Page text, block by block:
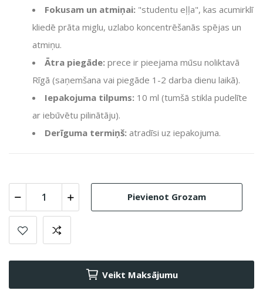
Fokusam un atmiņai: "studentu eļļa", kas acumirklī
kliedē prāta miglu, uzlabo koncentrēšanās spējas un
atmiņu.
Ātra piegāde: prece ir pieejama mūsu noliktavā
Rīgā (saņemšana vai piegāde 1-2 darba dienu laikā).
Iepakojuma tilpums: 10 ml (tumšā stikla pudelīte
ar iebūvētu pilinātāju).
Derīguma termiņš: atradīsi uz iepakojuma.
Pievienot Grozam
Veikt Maksājumu